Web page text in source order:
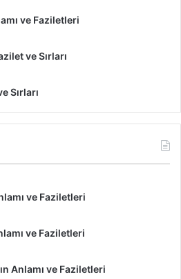
ve Faziletleri
ve Sırları
Sırları
ve Faziletleri
ve Faziletleri
Anlamı ve Faziletleri